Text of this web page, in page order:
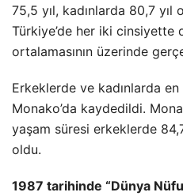
75,5 yıl, kadınlarda 80,7
Türkiye’de her iki cinsiyette
ortalamasının üzerinde
Erkeklerde ve kadınlarda
Monako’da kaydedildi.
yaşam süresi erkeklerde
oldu.
1987 tarihinde “Dünya